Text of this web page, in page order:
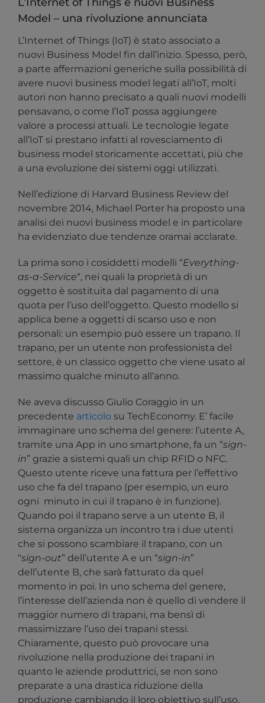
Model – una rivoluzione annunciata
L’Internet of Things (IoT) è stato associato a
nuovi Business Model fin dall’inizio. Spesso, però,
a parte affermazioni generiche sulla possibilità di
avere nuovi business model legati all’IoT, molti
autori non hanno precisato a quali nuovi modelli
pensavano, o come l’IoT possa aggiungere
valore a processi attuali. Le tecnologie legate
all’IoT si prestano infatti al rovesciamento di
business model storicamente accettati, più che
a una evoluzione dei sistemi oggi utilizzati.
Nell’edizione di Harvard Business Review del
novembre 2014, Michael Porter ha proposto una
analisi dei nuovi business model e in particolare
ha evidenziato due tendenze oramai acclarate.
La prima sono i cosiddetti modelli “Everything-
as-a-Service“, nei quali la proprietà di un
oggetto è sostituita dal pagamento di una
quota per l’uso dell’oggetto. Questo modello si
applica bene a oggetti di scarso uso e non
personali: un esempio può essere un trapano. Il
trapano, per un utente non professionista del
settore, è un classico oggetto che viene usato al
massimo qualche minuto all’anno.
Ne aveva discusso Giulio Coraggio in un
precedente articolo su TechEconomy. E’ facile
immaginare uno schema del genere: l’utente A,
tramite una App in uno smartphone, fa un “sign-
in” grazie a sistemi quali un chip RFID o NFC.
Questo utente riceve una fattura per l’effettivo
uso che fa del trapano (per esempio, un euro
ogni minuto in cui il trapano è in funzione).
Quando poi il trapano serve a un utente B, il
sistema organizza un incontro tra i due utenti
che si possono scambiare il trapano, con un
“sign-out” dell’utente A e un “sign-in”
dell’utente B, che sarà fatturato da quel
momento in poi. In uno schema del genere,
l’interesse dell’azienda non è quello di vendere il
maggior numero di trapani, ma bensì di
massimizzare l’uso dei trapani stessi.
Chiaramente, questo può provocare una
rivoluzione nella produzione dei trapani in
quanto le aziende produttrici, se non sono
preparate a una drastica riduzione della
produzione cambiando il loro obiettivo sull’uso,